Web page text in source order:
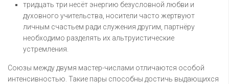
тридцать три несёт энергию безусловной любви и
духовного учительства, носители часто жертвуют
личным счастьем ради служения другим, партнёру
необходимо разделять их альтруистические
устремления.
Союзы между двумя мастер-числами отличаются особой
интенсивностью. Такие пары способны достичь выдающихся